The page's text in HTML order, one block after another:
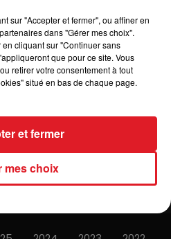
MÉDIAS
ANNONCEURS
Légales
sur "Accepter et fermer", ou affiner en
dans "Gérer mes choix".
cliquant sur "Continuer sans
que pour ce site. Vous
retirer votre consentement à tout
situé en bas de chaque page.
mes choix
et fermer